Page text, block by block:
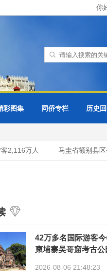
你
彩图集 同侨专栏 历史
万人 马圭省额别县区
42万多名国际游客
柬埔寨吴哥窟考古公
2026-08-06 21:48:23